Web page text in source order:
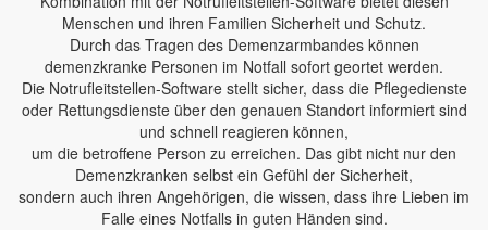
Menschen und ihren Familien Sicherheit und Schutz.
Durch das Tragen des Demenzarmbandes können
demenzkranke Personen im Notfall sofort geortet werden.
Die Notrufleitstellen-Software stellt sicher, dass die Pflegedienste
oder Rettungsdienste über den genauen Standort informiert sind
und schnell reagieren können,
um die betroffene Person zu erreichen. Das gibt nicht nur den
Demenzkranken selbst ein Gefühl der Sicherheit,
sondern auch ihren Angehörigen, die wissen, dass ihre Lieben im
Falle eines Notfalls in guten Händen sind.